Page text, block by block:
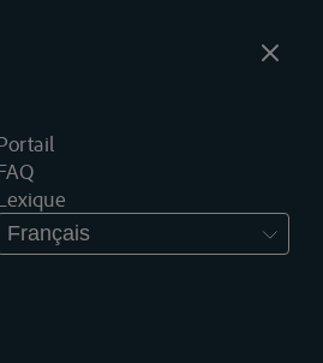
Français
Donau,
zum Belgrader